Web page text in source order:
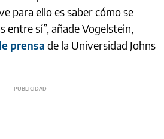
para ello es saber cómo se
entre sí”, añade Vogelstein,
prensa de la Universidad Johns